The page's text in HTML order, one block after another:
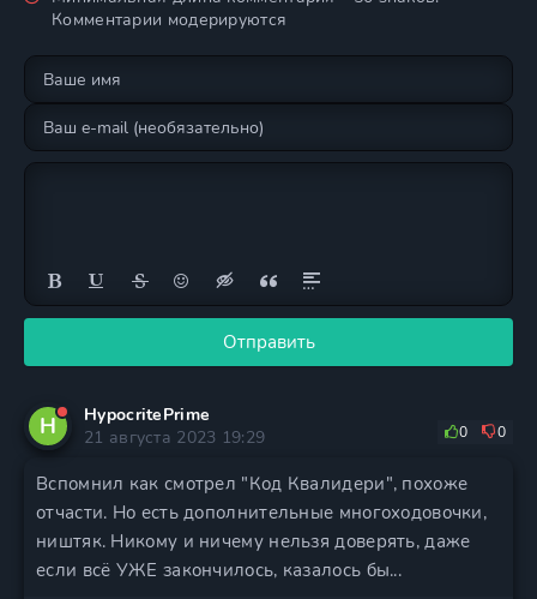
Комментарии модерируются
Отправить
H
HypocritePrime
21 августа 2023 19:29
0 0
Вспомнил как смотрел "Код Квалидери", похоже
отчасти. Но есть дополнительные многоходовочки,
ништяк. Никому и ничему нельзя доверять, даже
если всё УЖЕ закончилось, казалось бы...